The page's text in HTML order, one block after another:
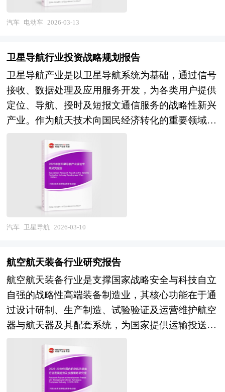
关键阶段。经过多年跨越式发展，我国已建成全球
最大的高速铁路网与城市轨道交通运营网络，在高
备领域实现自主可控，部分企业在国际工程承包与
装备出口方面形成竞争力，"中国高铁"成为国家名
片。展望"十五五"时期，中国轨道交通行业将迎来
存量优化与增量提质并重的战略机遇。技术演进维
度，基于车车通信的列车自主运行系统、智能运维
效率与安全保障能力跃升，时速600公里级高速磁
悬浮技术的工程化验证将拓展速度服务新层级；网
络融合维度，随着多层次轨道交通规划的统筹实
施，四网融合（高铁、城际、市域、地铁）与多制
式互联互通将重塑城市群时空关系，提升网络整体
效能；可持续发展维度，绿色建造技术应用、再生
态创新维度，TOD综合开发模式的成熟、轨道交通
+物流及文旅等跨界融合场景的探索，将拓展行业
收入来源与价值边界。 本研究咨询报告由中研普
华咨询公司领衔撰写，在大量周密的市场调研基础
上，主要依据了国家统计局、国家商务部、国家发
国家海关总署、全国商业信息中心、中国经济景气
监测中心、中国行业研究网、全国及海外相关报刊
杂志的基础信息以及轨道交通行业研究单位等公布
域，具有技术迭代快、资本密集度高、产业链长、
政策敏感性强等显著特征。随着全球碳中和共识凝
证产品演进为大众消费市场的主流选择，其产业边
服务的融合态势日益深化，成为重塑城市空间形态
与能源消费模式的关键变量。 当前中国电动车产
业正处于从"政策驱动"向"市场驱动"切换、从"规模
领先"向"质量效益"跃升的关键转型期。经过多年
培育，我国已形成覆盖锂资源开发、电池材料、电
芯制造、整车集成及充换电服务的全球最完整产业
链，本土品牌在乘用车市场的渗透率持续提升，部
分企业在智能驾驶、高压平台及车规级芯片等前沿
领域实现突破。然而，行业深层结构性挑战依然严
峻：上游关键矿产资源对外依存度居高不下，电池
回收与梯次利用体系尚不成熟；中游产能结构性过
水平；下游充电基础设施区域分布失衡、电网互动
能力不足，制约全场景用户体验提升；国际贸易环
境日趋复杂，海外市场准入壁垒与技术标准博弈加
剧。与此同时，固态电池、钠离子电池、800V高
压快充及城市NOA等下一代技术正加速产业化导
展望"十五五"时期，中国电动车产业将迎来技术收
敛与生态重构的双重变革窗口。技术演进维度，全
固态电池的商业化量产、智能驾驶从辅助向高度自
汽车 电动车 2026-03-13
卫星导航行业投资战略规划报告
卫星导航产业是以卫星导航系统为基础，通过信号
接收、数据处理及应用服务开发，为各类用户提供
定位、导航、授时及短报文通信服务的战略性新兴
产业。作为航天技术向国民经济转化的重要领域，
控系统建设、用户段终端设备研发及综合应用服务
运营等多个环节，技术密集度高、军民融合特征显
著、应用渗透性强。当前，卫星导航产业正从单一
的导航定位功能向多源融合、智能服务及时空信息
赋能深刻转型，成为数字基础设施的核心组成部
分，在交通运输、精准农业、防灾减灾、智慧城市
用。 产业规划一般包括产业发展现状、产业特征
向、产业空间引导和产业发展政策等。随着中国对
外开放程度的深化，经济全球化和区域化对产业发
展的影响显著增强，产业间的竞争层次和深度也发
生了变化。因此，科学预测产业发展趋势和空间变
化态势，对产业发展和规划具有重要的意义。中研
普华拥有28年的产业规划、细分市场研究及大量项
目运作经验，业务覆盖全球。累积300多个产业园
汽车 卫星导航 2026-03-10
航空航天装备行业研究报告
航空航天装备行业是支撑国家战略安全与科技自立
自强的战略性高端装备制造业，其核心功能在于通
过设计研制、生产制造、试验验证及运营维护航空
器与航天器及其配套系统，为国家提供运输投送、
量国家综合国力与科技水平的重要标志。从产业范
畴来看，航空航天装备行业涵盖航空装备（民用客
机、通用飞机、直升机、航空发动机、机载系统、